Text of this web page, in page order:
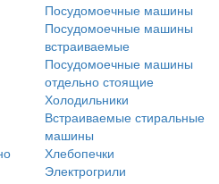
Посудомоечные машины
Посудомоечные машины
встраиваемые
Посудомоечные машины
отдельно стоящие
Холодильники
Встраиваемые стиральные
машины
Хлебопечки
Электрогрили